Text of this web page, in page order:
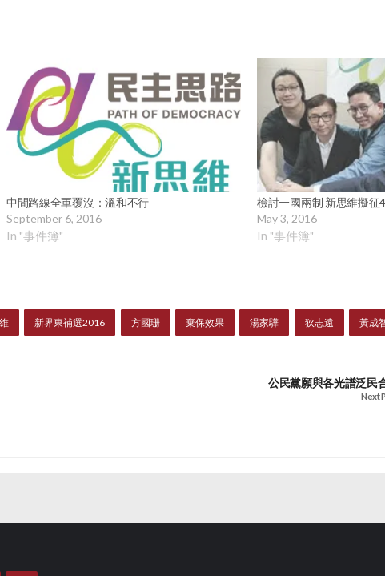
中間路線全軍覆沒：溫和不行
September 6, 2016
In "事件簿"
檢討一國兩制 新思維擬征
May 3, 2016
In "事件簿"
新界東補選2016 方國珊 棄保效果 湯家驊 狄志遠 黃成
公民黨願與各光譜泛民
Next